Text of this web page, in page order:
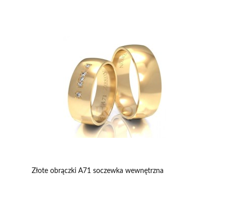
Złote obrączki A71 soczewka wewnętrzna